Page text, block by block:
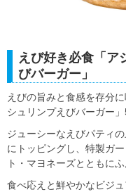
えび好き必食「ア
びバーガー」
えびの旨みと食感を存分
シュリンプえびバーガー
ジューシーなえびパティ
にトッピングし、特製ガ
ト・マヨネーズとともに
食べ応えと鮮やかなビジ